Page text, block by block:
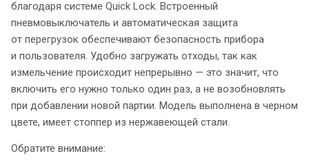
благодаря системе Quick Lock. Встроенный
пневмовыключатель и автоматическая защита
от перегрузок обеспечивают безопасность прибора
и пользователя. Удобно загружать отходы, так как
измельчение происходит непрерывно — это значит, что
включить его нужно только один раз, а не возобновлять
при добавлении новой партии. Модель выполнена в черном
цвете, имеет стоппер из нержавеющей стали.
Обратите внимание: